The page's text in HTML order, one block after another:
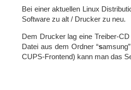
Bei einer aktuellen Linux
Software zu alt / Drucker zu neu.
Dem Drucker lag eine Treiber-
Datei aus dem Ordner “s
CUPS-Frontend) kann man das